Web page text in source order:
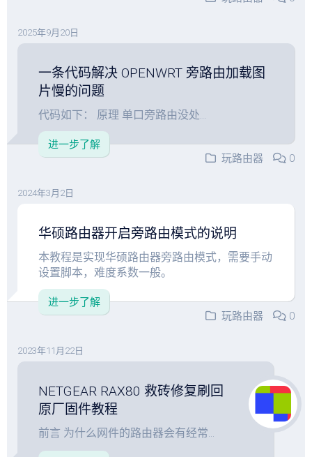
2025年9月20日
一条代码解决 OPENWRT 旁路由加载图
片慢的问题
代码如下： 原理 单口旁路由没处...
进一步了解
玩路由器
0
2024年3月2日
华硕路由器开启旁路由模式的说明
本教程是实现华硕路由器旁路由模式，需要手动
设置脚本，难度系数一般。
进一步了解
玩路由器
0
2023年11月22日
NETGEAR RAX80 救砖修复刷回
原厂固件教程
前言 为什么网件的路由器会有经常...